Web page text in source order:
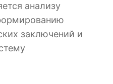
анализу
заключений и